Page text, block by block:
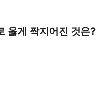
옳게 짝지어진 것은?